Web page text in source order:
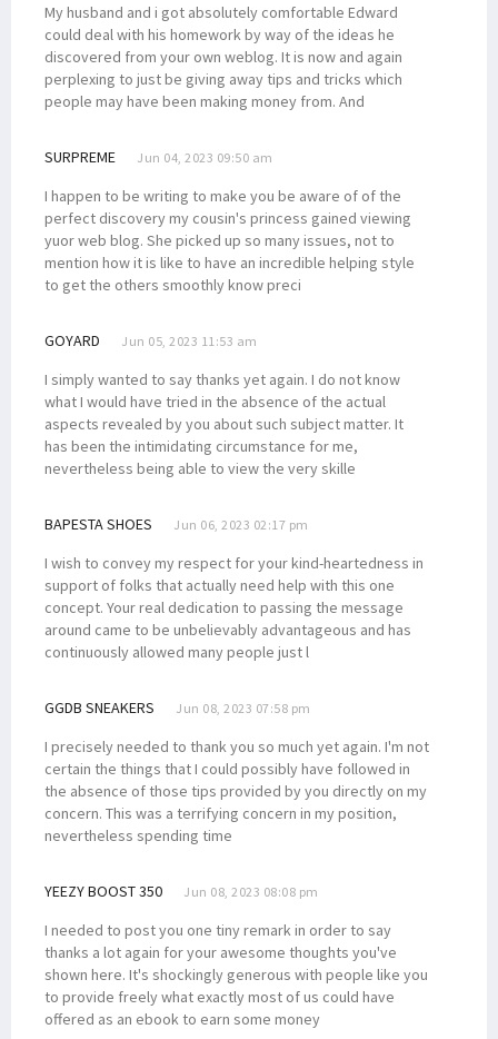
My husband and i got absolutely comfortable Edward
could deal with his homework by way of the ideas he
discovered from your own weblog. It is now and again
perplexing to just be giving away tips and tricks which
people may have been making money from. And
SURPREME Jun 04, 2023 09:50 am
I happen to be writing to make you be aware of of the
perfect discovery my cousin's princess gained viewing
yuor web blog. She picked up so many issues, not to
mention how it is like to have an incredible helping style
to get the others smoothly know preci
GOYARD Jun 05, 2023 11:53 am
I simply wanted to say thanks yet again. I do not know
what I would have tried in the absence of the actual
aspects revealed by you about such subject matter. It
has been the intimidating circumstance for me,
nevertheless being able to view the very skille
BAPESTA SHOES Jun 06, 2023 02:17 pm
I wish to convey my respect for your kind-heartedness in
support of folks that actually need help with this one
concept. Your real dedication to passing the message
around came to be unbelievably advantageous and has
continuously allowed many people just l
GGDB SNEAKERS Jun 08, 2023 07:58 pm
I precisely needed to thank you so much yet again. I'm not
certain the things that I could possibly have followed in
the absence of those tips provided by you directly on my
concern. This was a terrifying concern in my position,
nevertheless spending time
YEEZY BOOST 350 Jun 08, 2023 08:08 pm
I needed to post you one tiny remark in order to say
thanks a lot again for your awesome thoughts you've
shown here. It's shockingly generous with people like you
to provide freely what exactly most of us could have
offered as an ebook to earn some money